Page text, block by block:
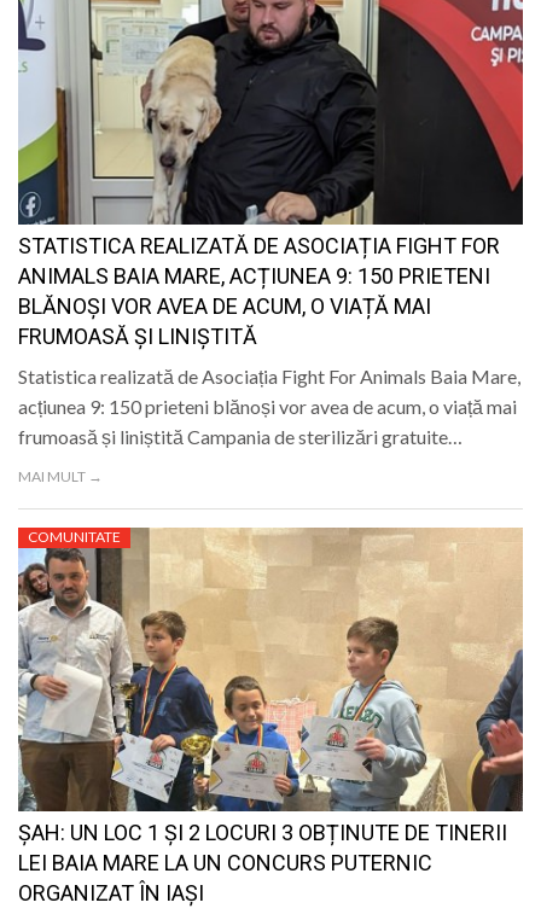
STATISTICA REALIZATĂ DE ASOCIAȚIA FIGHT FOR
ANIMALS BAIA MARE, ACȚIUNEA 9: 150 PRIETENI
BLĂNOȘI VOR AVEA DE ACUM, O VIAȚĂ MAI
FRUMOASĂ ȘI LINIȘTITĂ
Statistica realizată de Asociația Fight For Animals Baia Mare,
acțiunea 9: 150 prieteni blănoși vor avea de acum, o viață mai
frumoasă și liniștită Campania de sterilizări gratuite…
MAI MULT →
COMUNITATE
ȘAH: UN LOC 1 ȘI 2 LOCURI 3 OBȚINUTE DE TINERII
LEI BAIA MARE LA UN CONCURS PUTERNIC
ORGANIZAT ÎN IAȘI